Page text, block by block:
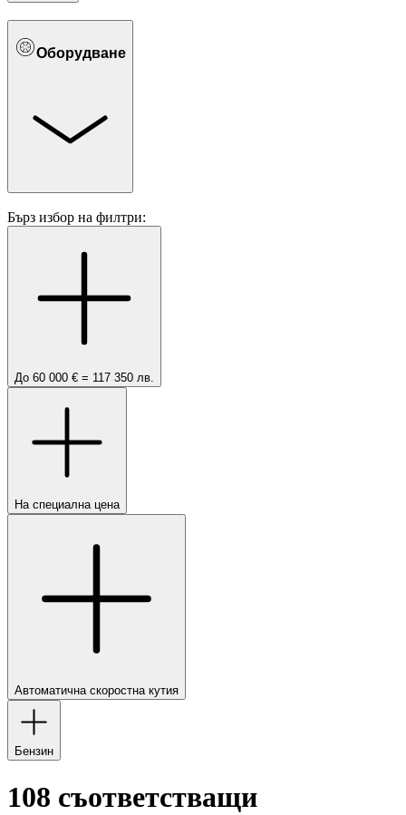
Оборудване
Бърз избор на филтри:
До 60 000 € = 117 350 лв.
На специална цена
Автоматична скоростна кутия
Бензин
108 съответстващи